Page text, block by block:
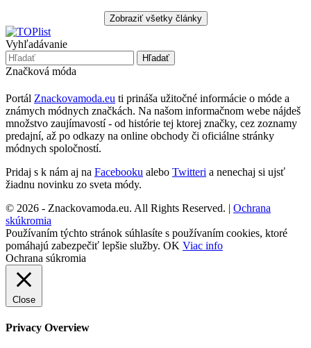
Vyhľadávanie
Značková móda
Portál Znackovamoda.eu ti prináša užitočné informácie o móde a
známych módnych značkách. Na našom informačnom webe nájdeš
množstvo zaujímavostí - od histórie tej ktorej značky, cez zoznamy
predajní, až po odkazy na online obchody či oficiálne stránky
módnych spoločností.
Pridaj s k nám aj na Facebooku alebo Twitteri a nenechaj si ujsť
žiadnu novinku zo sveta módy.
© 2026 - Znackovamoda.eu. All Rights Reserved. | Ochrana
skúkromia
Používaním týchto stránok súhlasíte s používaním cookies, ktoré
pomáhajú zabezpečiť lepšie služby. OK Viac info
Ochrana súkromia
Close
Privacy Overview